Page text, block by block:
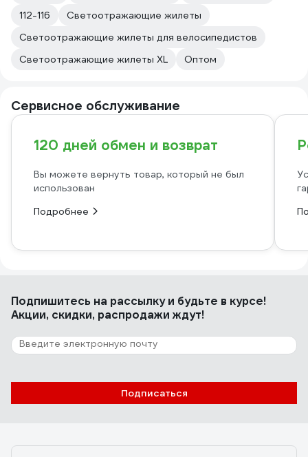
112-116
Светоотражающие жилеты
Светоотражающие жилеты для велосипедистов
Светоотражающие жилеты XL
Оптом
Сервисное обслуживание
120 дней обмен и возврат
Вы можете вернуть товар, который не был
использован
Подробнее
Подпишитесь на рассылкуи будьте в курсе!
Акции, скидки, распродажи ждут!
Подписаться